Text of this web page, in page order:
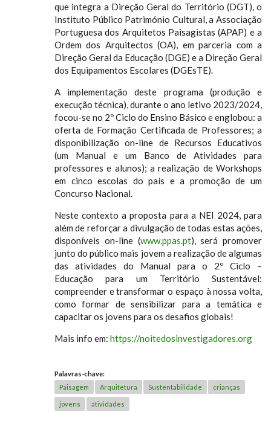
que integra a Direção Geral do Território (DGT), o
Instituto Público Património Cultural, a Associação
Portuguesa dos Arquitetos Paisagistas (APAP) e a
Ordem dos Arquitectos (OA), em parceria com a
Direção Geral da Educação (DGE) e a Direção Geral
dos Equipamentos Escolares (DGEsTE).
A implementação deste programa (produção e
execução técnica), durante o ano letivo 2023/2024,
focou-se no 2º Ciclo do Ensino Básico e englobou: a
oferta de Formação Certificada de Professores; a
disponibilização on-line de Recursos Educativos
(um Manual e um Banco de Atividades para
professores e alunos); a realização de Workshops
em cinco escolas do país e a promoção de um
Concurso Nacional.
Neste contexto a proposta para a NEI 2024, para
além de reforçar a divulgação de todas estas ações,
disponíveis on-line (www.ppas.pt), será promover
junto do público mais jovem a realização de algumas
das atividades do Manual para o 2º Ciclo –
Educação para um Território Sustentável:
compreender e transformar o espaço à nossa volta,
como formar de sensibilizar para a temática e
capacitar os jovens para os desafios globais!
Mais info em: https://noitedosinvestigadores.org
Palavras-chave:
Paisagem
Arquitetura Sustentabilidade crianças
jovens atividades